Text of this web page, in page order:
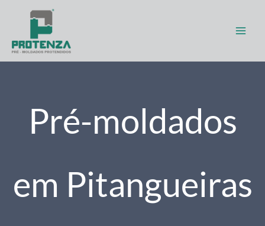
conteúdo
Pré-moldados
em Pitangueiras